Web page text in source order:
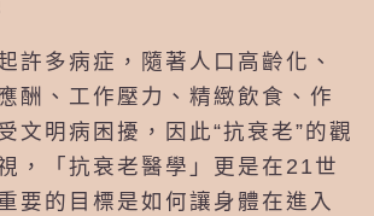
許多病症，隨著人口高齡化、
酬、工作壓力、精緻飲食、作
文明病困擾，因此“抗衰老”的觀
，「抗衰老醫學」更是在21世
要的目標是如何讓身體在進入